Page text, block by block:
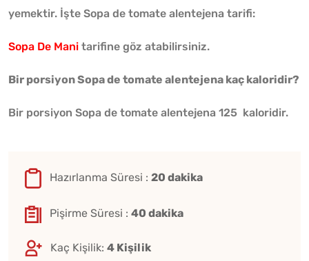
yemektir. İşte Sopa de tomate alentejena tarifi:
Sopa De Mani tarifine göz atabilirsiniz.
Bir porsiyon Sopa de tomate alentejena kaç kaloridir?
Bir porsiyon Sopa de tomate alentejena 125 kaloridir.
Hazırlanma Süresi : 20 dakika
Pişirme Süresi : 40 dakika
Kaç Kişilik: 4 Kişilik